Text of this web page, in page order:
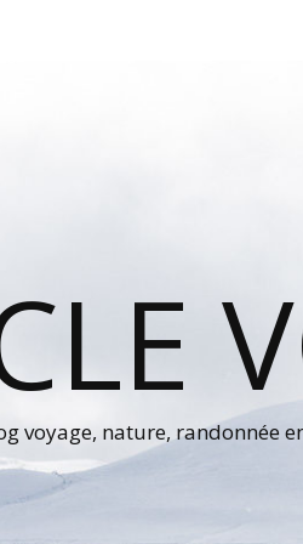
voyage, nature, randonnée